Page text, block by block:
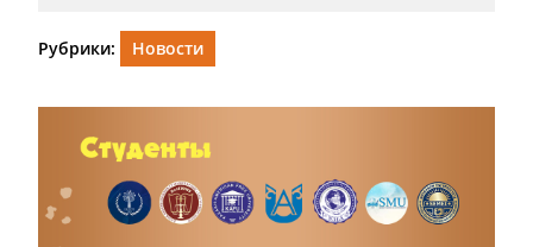
2020
Рубрики: Новости